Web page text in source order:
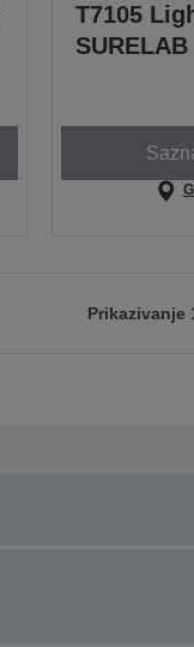
T7105
Prikazivanje